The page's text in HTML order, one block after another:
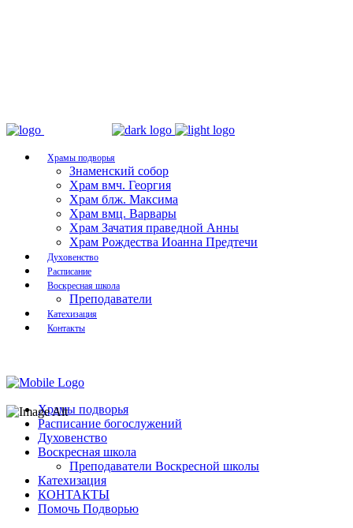
Храмы подворья
Знаменский собор
Храм вмч. Георгия
Храм блж. Максима
Храм вмц. Варвары
Храм Зачатия праведной Анны
Храм Рождества Иоанна Предтечи
Духовенство
Расписание
Воскресная школа
Преподаватели
Катехизация
Контакты
Храмы подворья
Расписание богослужений
Духовенство
Воскресная школа
Преподаватели Воскресной школы
Катехизация
КОНТАКТЫ
Помочь Подворью